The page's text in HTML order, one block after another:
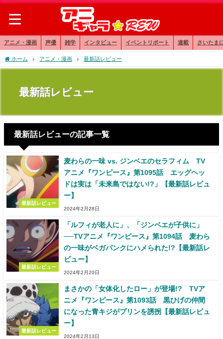
アニメ・漫画 声優 雑学 インタビュー イベントリポート 連載 さいたま
ホーム アニメ・漫画 最新話レビュー
最新話レビュー
最新話レビューの記事一覧
最新話レビュー
麦わらの一味 vs. ジンベエのセラフィム TV
アニメ『ワンピース』第1095話 エッグヘッ
ドは実は「未来島ではない!?」【最新話レビュ
ー】
2024年2月28日
最新話レビュー
「ルフィが老人に」、「ジンベエが子供に」
──TVアニメ『ワンピース』第1094話 麦わら
の一味がベガパンクにハメられた!?【最新話レ
ビュー】
2024年2月20日
最新話レビュー
まさかの「女体化したロー」が登場!? TVア
ニメ『ワンピース』第1093話 黒ひげの仲間
になった青キジがプリンを誘拐【最新話レビュ
ー】
2024年2月13日